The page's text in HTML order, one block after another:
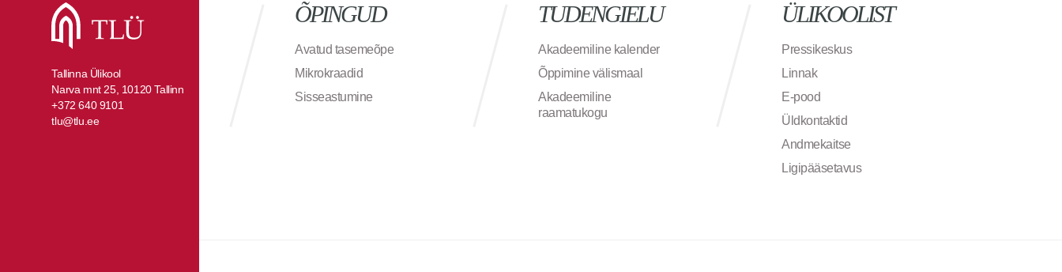
Tallinna Ülikool
Narva mnt 25, 10120 Tallinn
+372 640 9101
tlu@tlu.ee
ÕPINGUD
Avatud tasemeõpe
Mikrokraadid
Sisseastumine
TUDENGIELU
Akadeemiline kalender
Õppimine välismaal
Akadeemiline
raamatukogu
ÜLIKOOLIST
Pressikeskus
Linnak
E-pood
Üldkontaktid
Andmekaitse
Ligipääsetavus